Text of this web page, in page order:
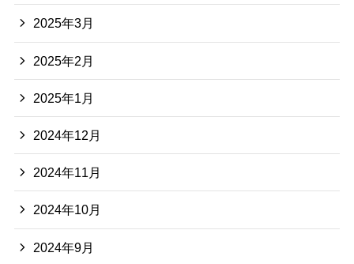
2025年3月
2025年2月
2025年1月
2024年12月
2024年11月
2024年10月
2024年9月